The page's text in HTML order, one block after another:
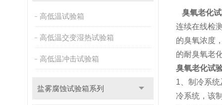
高低温试验箱
高低温交变湿热试验箱
高低温冲击试验箱
盐雾腐蚀试验箱系列
臭氧老化
连续在线检
的臭氧浓度
的耐臭氧老
臭氧老化试
1、制冷系
冷系统，该